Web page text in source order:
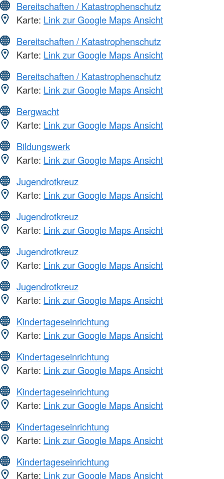
Bereitschaften / Katastrophenschutz
Karte: Link zur Google Maps Ansicht
Bereitschaften / Katastrophenschutz
Karte: Link zur Google Maps Ansicht
Bereitschaften / Katastrophenschutz
Karte: Link zur Google Maps Ansicht
Bergwacht
Karte: Link zur Google Maps Ansicht
Bildungswerk
Karte: Link zur Google Maps Ansicht
Jugendrotkreuz
Karte: Link zur Google Maps Ansicht
Jugendrotkreuz
Karte: Link zur Google Maps Ansicht
Jugendrotkreuz
Karte: Link zur Google Maps Ansicht
Jugendrotkreuz
Karte: Link zur Google Maps Ansicht
Kindertageseinrichtung
Karte: Link zur Google Maps Ansicht
Kindertageseinrichtung
Karte: Link zur Google Maps Ansicht
Kindertageseinrichtung
Karte: Link zur Google Maps Ansicht
Kindertageseinrichtung
Karte: Link zur Google Maps Ansicht
Kindertageseinrichtung
Karte: Link zur Google Maps Ansicht